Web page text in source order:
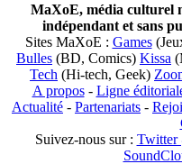
MaXoE, média culturel
indépendant et sans
Sites MaXoE : Games
Bulles (BD, Comics) Kissa
Tech (Hi-tech, Geek)
A propos- Ligne
Actualité - Partenariats -
Suivez-nous sur : Twitter